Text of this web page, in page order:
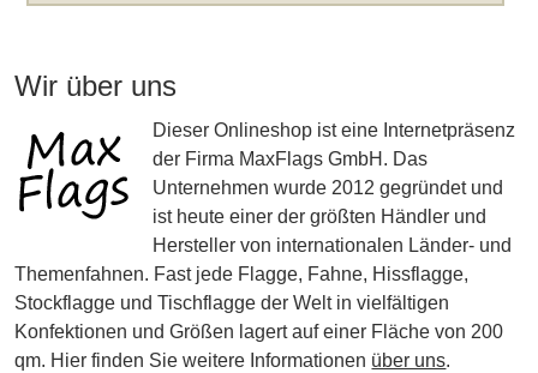
Wir über uns
Dieser Onlineshop ist eine Internetpräsenz
der Firma MaxFlags GmbH. Das
Unternehmen wurde 2012 gegründet und
ist heute einer der größten Händler und
Hersteller von internationalen Länder- und
Themenfahnen. Fast jede Flagge, Fahne, Hissflagge,
Stockflagge und Tischflagge der Welt in vielfältigen
Konfektionen und Größen lagert auf einer Fläche von 200
qm. Hier finden Sie weitere Informationen über uns.